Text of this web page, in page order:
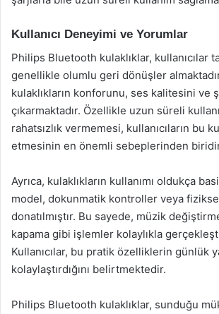
Kullanıcı Deneyimi ve Yorumlar
Philips Bluetooth kulaklıklar, kullanıcılar
genellikle olumlu geri dönüşler
kulaklıkların konforunu, ses kalitesini ve
çıkarmaktadır. Özellikle uzun süreli
rahatsızlık vermemesi, kullanıcıların bu
etmesinin en önemli sebeplerinden
Ayrıca, kulaklıkların kullanımı oldukça
model, dokunmatik kontroller veya
donatılmıştır. Bu sayede, müzik
kapama gibi işlemler kolaylıkla
Kullanıcılar, bu pratik özelliklerin günlük
kolaylaştırdığını belirtmektedir.
Philips Bluetooth kulaklıklar, sunduğu